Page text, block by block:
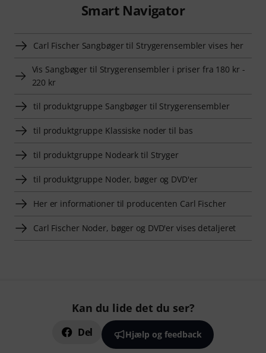
Smart Navigator
Carl Fischer Sangbøger til Strygerensembler vises her
Vis Sangbøger til Strygerensembler i priser fra 180 kr -
220 kr
til produktgruppe Sangbøger til Strygerensembler
til produktgruppe Klassiske noder til bas
til produktgruppe Nodeark til Stryger
til produktgruppe Noder, bøger og DVD'er
Her er informationer til producenten Carl Fischer
Carl Fischer Noder, bøger og DVD'er vises detaljeret
Kan du lide det du ser?
Del Hjælp og feedback